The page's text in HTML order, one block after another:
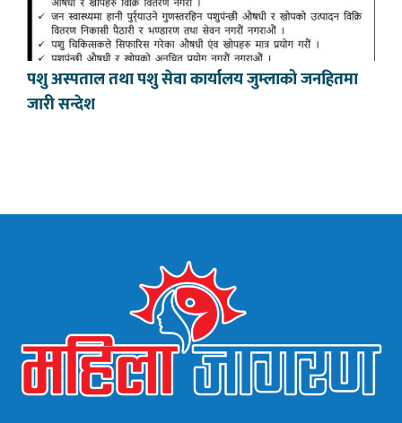
पशु अस्पताल तथा पशु सेवा कार्यालय जुम्लाको जनहितमा
जारी सन्देश